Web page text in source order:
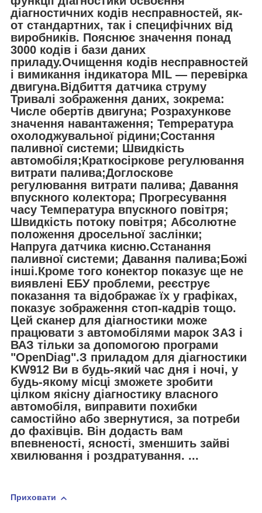
діагностичних кодів несправностей, як-
от стандартних, так і специфічних від
виробників. Пояснює значення понад
3000 кодів і бази даних
приладу.Очищення кодів несправностей
і вимикання індикатора MIL — перевірка
двигуна.Відбиття датчика струму
Тривалі зображення даних, зокрема:
Числе обертів двигуна; Розрахункове
значення навантаження; Tempература
охолоджувальної рідини;Состання
паливної системи; Швидкість
автомобіля;Краткосіркове регулювання
витрати палива;Доглоскове
регулювання витрати палива; Давання
впускного колектора; Прогресування
часу Температура впускного повітря;
Швидкість потоку повітря; Абсолютне
положення дросельної заслінки;
Напруга датчика кисню.Сстанання
паливної системи; Давання палива;Божі
інші.Кроме того конектор показує ще не
виявлені ЕБУ проблеми, реєструє
показання та відображає їх у графіках,
показує зображення стоп-кадрів тощо.
Цей сканер для діагностики може
працювати з автомобілями марок ЗАЗ і
ВАЗ тільки за допомогою програми
"OpenDiag".З приладом для діагностики
KW912 Ви в будь-який час дня і ночі, у
будь-якому місці зможете зробити
цілком якісну діагностику власного
автомобіля, виправити похибки
самостійно або звернутися, за потреби
до фахівців. Він додасть вам
впевненості, ясності, зменшить зайві
хвилювання і роздратування. ...
Приховати